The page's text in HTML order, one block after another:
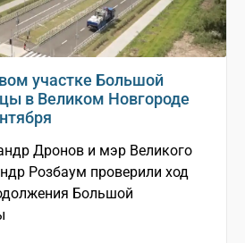
участке Большой
в Великом Новгороде
Дронов и мэр Великого
Розбаум проверили ход
Большой